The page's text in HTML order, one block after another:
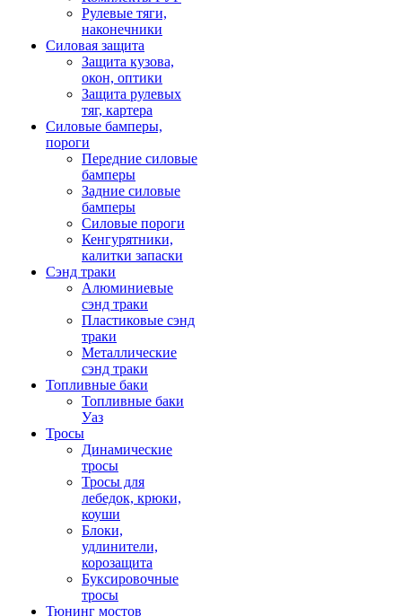
Рулевые тяги,
наконечники
Силовая защита
Защита кузова,
окон, оптики
Защита рулевых
тяг, картера
Силовые бамперы,
пороги
Передние силовые
бамперы
Задние силовые
бамперы
Силовые пороги
Кенгурятники,
калитки запаски
Сэнд траки
Алюминиевые
сэнд траки
Пластиковые сэнд
траки
Металлические
сэнд траки
Топливные баки
Топливные баки
Уаз
Тросы
Динамические
тросы
Тросы для
лебедок, крюки,
коуши
Блоки,
удлинители,
корозащита
Буксировочные
тросы
Тюнинг мостов